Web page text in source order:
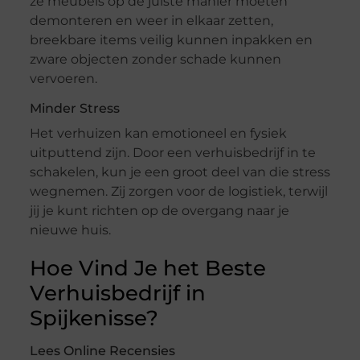
demonteren en weer in elkaar zetten,
breekbare items veilig kunnen inpakken en
zware objecten zonder schade kunnen
vervoeren.
Minder Stress
Het verhuizen kan emotioneel en fysiek
uitputtend zijn. Door een verhuisbedrijf in te
schakelen, kun je een groot deel van die stress
wegnemen. Zij zorgen voor de logistiek, terwijl
jij je kunt richten op de overgang naar je
nieuwe huis.
Hoe Vind Je het Beste
Verhuisbedrijf in
Spijkenisse?
Lees Online Recensies